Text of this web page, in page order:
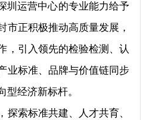
圳运营中心的专业能力给予
市正积极推动高质量发展，
，引入领先的检验检测、认
业标准、品牌与价值链同步
型经济新标杆。
探索标准共建、人才共育、